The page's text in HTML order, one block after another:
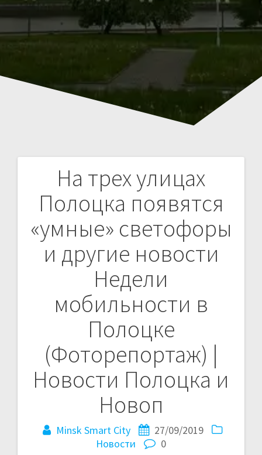
На трех улицах
Полоцка появятся
«умные» светофоры
и другие новости
Недели
мобильности в
Полоцке
(Фоторепортаж) |
Новости Полоцка и
Новоп
Minsk Smart City
27/09/2019
Новости
0
Навигация
по
записям